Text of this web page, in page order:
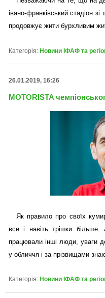
івано-франківський стадіон
продовжує жити бурхливим
Категорія: Новини ІФАФ та
26.01.2019, 16:26
MOTORISTA
Як правило про своїх
все і навіть трішки
працювали інші люди, уваги
у обличчя і за прізвищами
Категорія: Новини ІФАФ та